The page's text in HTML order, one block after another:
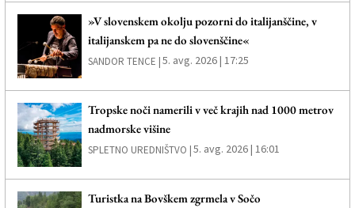
»V slovenskem okolju pozorni do italijanščine, v
italijanskem pa ne do slovenščine«
SANDOR TENCE |5. avg. 2026 | 17:25
Tropske noči namerili v več krajih nad 1000 metrov
nadmorske višine
SPLETNO UREDNIŠTVO |5. avg. 2026 | 16:01
Turistka na Bovškem zgrmela v Sočo